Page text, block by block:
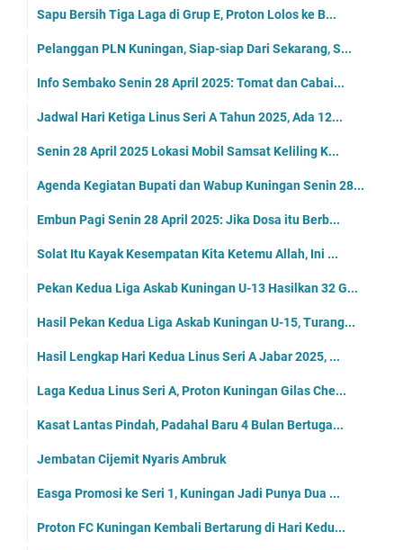
Sapu Bersih Tiga Laga di Grup E, Proton Lolos ke B...
Pelanggan PLN Kuningan, Siap-siap Dari Sekarang, S...
Info Sembako Senin 28 April 2025: Tomat dan Cabai...
Jadwal Hari Ketiga Linus Seri A Tahun 2025, Ada 12...
Senin 28 April 2025 Lokasi Mobil Samsat Keliling K...
Agenda Kegiatan Bupati dan Wabup Kuningan Senin 28...
Embun Pagi Senin 28 April 2025: Jika Dosa itu Berb...
Solat Itu Kayak Kesempatan Kita Ketemu Allah, Ini ...
Pekan Kedua Liga Askab Kuningan U-13 Hasilkan 32 G...
Hasil Pekan Kedua Liga Askab Kuningan U-15, Turang...
Hasil Lengkap Hari Kedua Linus Seri A Jabar 2025, ...
Laga Kedua Linus Seri A, Proton Kuningan Gilas Che...
Kasat Lantas Pindah, Padahal Baru 4 Bulan Bertuga...
Jembatan Cijemit Nyaris Ambruk
Easga Promosi ke Seri 1, Kuningan Jadi Punya Dua ...
Proton FC Kuningan Kembali Bertarung di Hari Kedu...